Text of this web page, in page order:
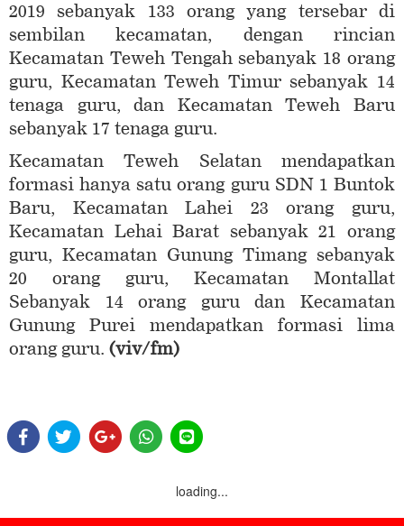
2019 sebanyak 133 orang yang tersebar di
sembilan kecamatan, dengan rincian
Kecamatan Teweh Tengah sebanyak 18 orang
guru, Kecamatan Teweh Timur sebanyak 14
tenaga guru, dan Kecamatan Teweh Baru
sebanyak 17 tenaga guru.
Kecamatan Teweh Selatan mendapatkan
formasi hanya satu orang guru SDN 1 Buntok
Baru, Kecamatan Lahei 23 orang guru,
Kecamatan Lehai Barat sebanyak 21 orang
guru, Kecamatan Gunung Timang sebanyak
20 orang guru, Kecamatan Montallat
Sebanyak 14 orang guru dan Kecamatan
Gunung Purei mendapatkan formasi lima
orang guru. (viv/fm)
loading...